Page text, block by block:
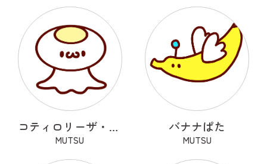
コティロリーザ・ツベルクラータ
MUTSU
バナナぱた
MUTSU